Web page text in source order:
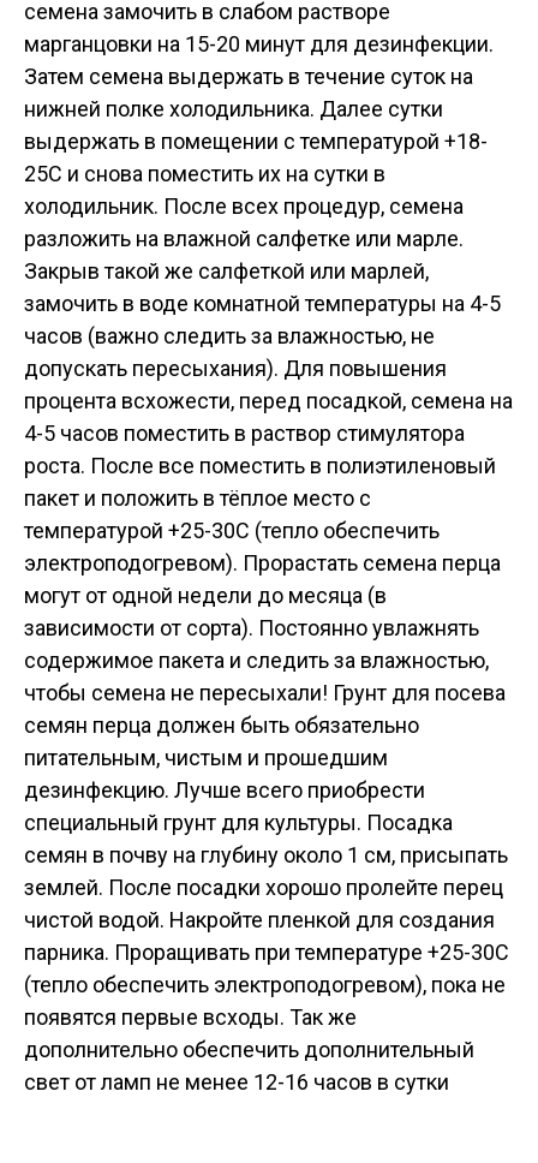
семена замочить в слабом растворе
марганцовки на 15-20 минут для дезинфекции.
Затем семена выдержать в течение суток на
нижней полке холодильника. Далее сутки
выдержать в помещении с температурой +18-
25С и снова поместить их на сутки в
холодильник. После всех процедур, семена
разложить на влажной салфетке или марле.
Закрыв такой же салфеткой или марлей,
замочить в воде комнатной температуры на 4-5
часов (важно следить за влажностью, не
допускать пересыхания). Для повышения
процента всхожести, перед посадкой, семена на
4-5 часов поместить в раствор стимулятора
роста. После все поместить в полиэтиленовый
пакет и положить в тёплое место с
температурой +25-30С (тепло обеспечить
электроподогревом). Прорастать семена перца
могут от одной недели до месяца (в
зависимости от сорта). Постоянно увлажнять
содержимое пакета и следить за влажностью,
чтобы семена не пересыхали! Грунт для посева
семян перца должен быть обязательно
питательным, чистым и прошедшим
дезинфекцию. Лучше всего приобрести
специальный грунт для культуры. Посадка
семян в почву на глубину около 1 см, присыпать
землей. После посадки хорошо пролейте перец
чистой водой. Накройте пленкой для создания
парника. Проращивать при температуре +25-30С
(тепло обеспечить электроподогревом), пока не
появятся первые всходы. Так же
дополнительно обеспечить дополнительный
свет от ламп не менее 12-16 часов в сутки